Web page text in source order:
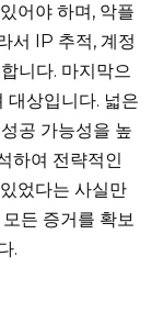
어야 하며, 악플
서 IP 추적, 계정
니다. 마지막으
대상입니다. 넓은
공 가능성을 높
하여 전략적인
었다는 사실만
든 증거를 확보
.